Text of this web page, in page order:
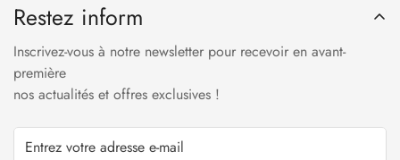
Restez inform
Inscrivez-vous à notre newsletter pour recevoir en avant-
première
nos actualités et offres exclusives !